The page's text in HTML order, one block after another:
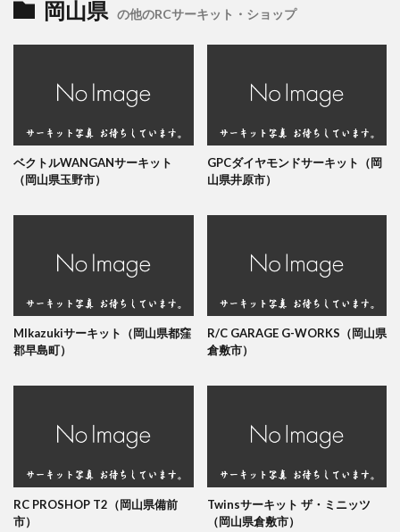
岡山県 の他のRCサーキット・ショップ
ベクトルWANGANサーキット
（岡山県玉野市）
GPCダイヤモンドサーキット（岡
山県井原市）
Mlkazukiサーキット（岡山県都窪
郡早島町）
R/C GARAGE G-WORKS（岡山県
倉敷市）
RC PROSHOP T2（岡山県備前
市）
Twinsサーキット ザ・ミニッツ
（岡山県倉敷市）